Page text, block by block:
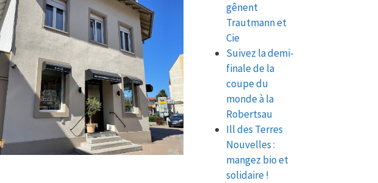
gênent
Trautmann et
Cie
Suivez la demi-
finale de la
coupe du
monde à la
Robertsau
Ill des Terres
Nouvelles :
mangez bio et
solidaire !